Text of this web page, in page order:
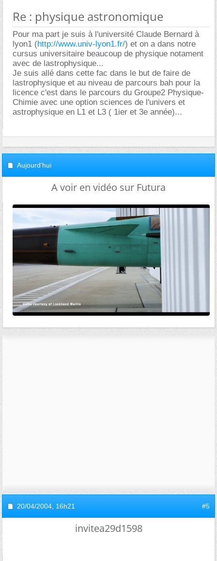
Re : physique astronomique
Pour ma part je suis à l'université Claude Bernard à
lyon1 (http://www.univ-lyon1.fr/) et on a dans notre
cursus universitaire beaucoup de physique notament
avec de lastrophysique...
Je suis allé dans cette fac dans le but de faire de
lastrophysique et au niveau de parcours bah pour la
licence c'est dans le parcours du Groupe2 Physique-
Chimie avec une option sciences de l'univers et
astrophysique en L1 et L3 ( 1ier et 3e année)...
Aujourd'hui
A voir en vidéo sur Futura
20/04/2004, 16h21 #5
invitea29d1598